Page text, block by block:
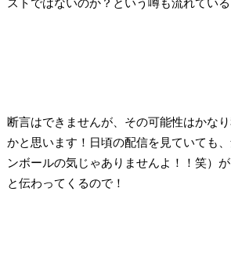
断言はできませんが、その可能性はかな
かと思います！日頃の配信を見ていても
ンボールの気じゃありませんよ！！笑）
と伝わってくるので！